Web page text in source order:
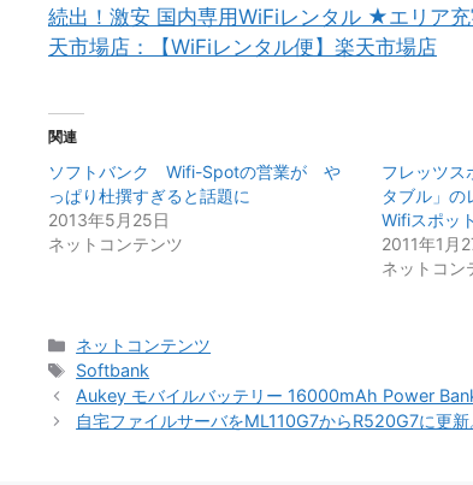
続出！激安 国内専用WiFiレンタル ★エリア
天市場店：【WiFiレンタル便】楽天市場店
関連
ソフトバンク Wifi-Spotの営業が や
っぱり杜撰すぎると話題に
2013年5月25日
ネットコンテンツ
フレッツ
タブル」
Wifiスポッ
2011年1月
ネットコン
カ
テ
ゴ
リ
ネットコンテンツ
タ
グ
Softbank
Aukey モバイルバッテリー 16000mAh Power
自宅ファイルサーバをML110G7からR520G7に更新